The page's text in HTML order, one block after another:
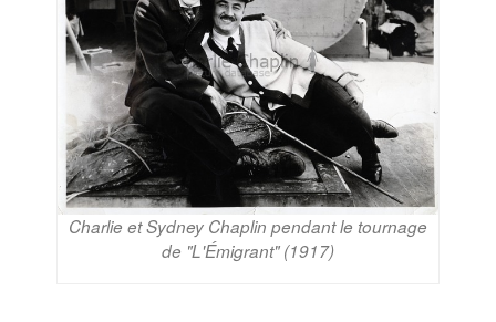
Charlie et Sydney Chaplin pendant le tournage
de "L'Émigrant" (1917)